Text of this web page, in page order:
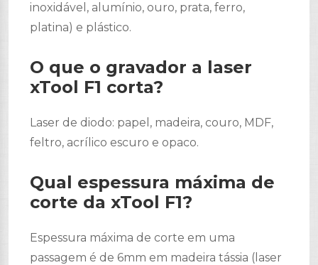
inoxidável, alumínio, ouro, prata, ferro,
platina) e plástico.
O que o gravador a laser
xTool F1 corta?
Laser de diodo: papel, madeira, couro, MDF,
feltro, acrílico escuro e opaco.
Qual espessura máxima de
corte da xTool F1?
Espessura máxima de corte em uma
passagem é de 6mm em madeira tássia (laser